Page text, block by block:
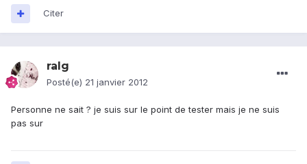
Citer
ralg
Posté(e) 21 janvier 2012
Personne ne sait ? je suis sur le point de tester mais je ne suis
pas sur